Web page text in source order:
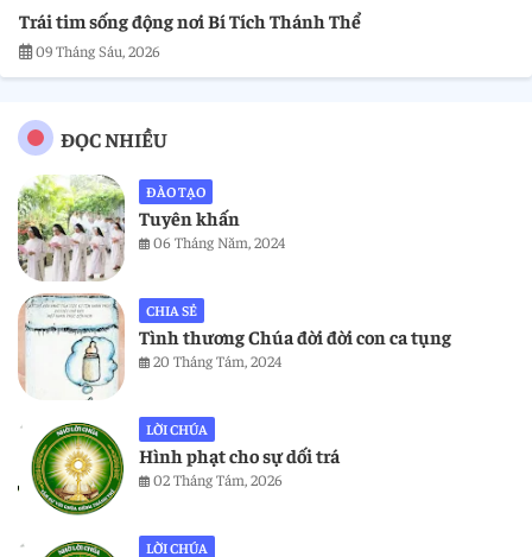
Trái tim sống động nơi Bí Tích Thánh Thể
09 Tháng Sáu, 2026
ĐỌC NHIỀU
ĐÀO TẠO
Tuyên khấn
06 Tháng Năm, 2024
CHIA SẺ
Tình thương Chúa đời đời con ca tụng
20 Tháng Tám, 2024
LỜI CHÚA
Hình phạt cho sự dối trá
02 Tháng Tám, 2026
LỜI CHÚA